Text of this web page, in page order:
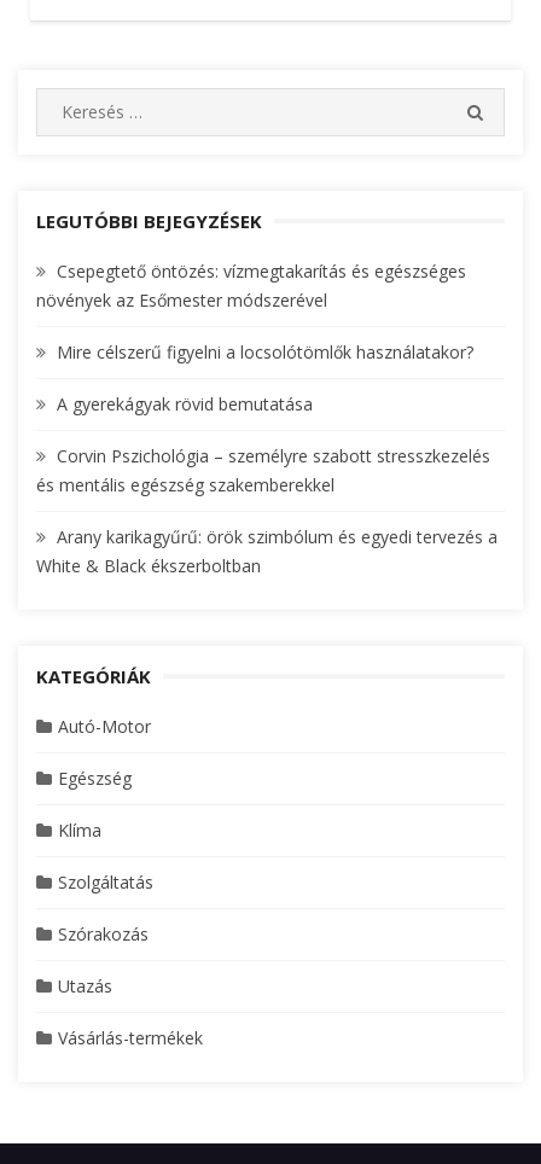
e
c
f
o
:
E
LEGUTÓBBI BEJEGYZÉSEK
Csepegtető öntözés: vízmegtakarítás és egészséges
növények az Esőmester módszerével
Mire célszerű figyelni a locsolótömlők használatakor?
A gyerekágyak rövid bemutatása
Corvin Pszichológia – személyre szabott stresszkezelés
és mentális egészség szakemberekkel
Arany karikagyűrű: örök szimbólum és egyedi tervezés a
White & Black ékszerboltban
KATEGÓRIÁK
Autó-Motor
Egészség
Klíma
Szolgáltatás
Szórakozás
Utazás
Vásárlás-termékek